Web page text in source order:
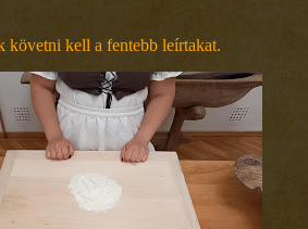
követni kell a fentebb leírtakat.